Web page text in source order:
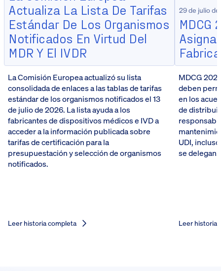
Actualiza La Lista De Tarifas
Estándar De Los Organismos
Notificados En Virtud Del
MDR Y El IVDR
La Comisión Europea actualizó su lista
consolidada de enlaces a las tablas de tarifas
estándar de los organismos notificados el 13
de julio de 2026. La lista ayuda a los
fabricantes de dispositivos médicos e IVD a
acceder a la información publicada sobre
tarifas de certificación para la
presupuestación y selección de organismos
notificados.
Leer historia completa
29 de julio
MDCG
MDCG
deben
en los
de
UDI,
se delegan.
Leer historia